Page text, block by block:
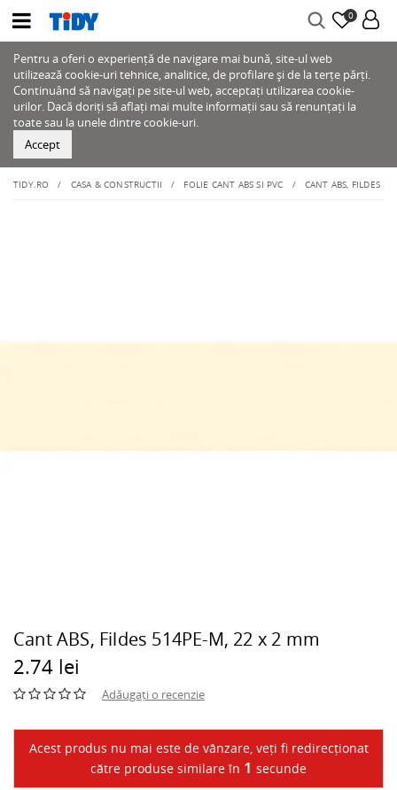
0
Pentru a oferi o experiență de navigare mai bună, site-ul web
utilizează cookie-uri tehnice, analitice, de profilare și de la terțe părți.
Continuând să navigați pe site-ul web, acceptați utilizarea cookie-
urilor. Dacă doriți să aflați mai multe informații sau să renunțați la
toate sau la unele dintre cookie-uri.
Accept
TIDY.RO CASA & CONSTRUCTII FOLIE CANT ABS SI PVC CANT ABS, FILDES
Cant ABS, Fildes 514PE-M, 22 x 2 mm
2.74 lei
Adăugați o recenzie
Acest produs nu mai este de vânzare, veți fi redirecționat
către produse similare în 1 secunde